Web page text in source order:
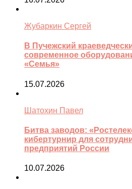
Жубаркин Сергей
В Пучежский
современное
«Семья»
15.07.2026
Шатохин Павел
Битва заводов:
кибертурнир для
предприятий России
10.07.2026